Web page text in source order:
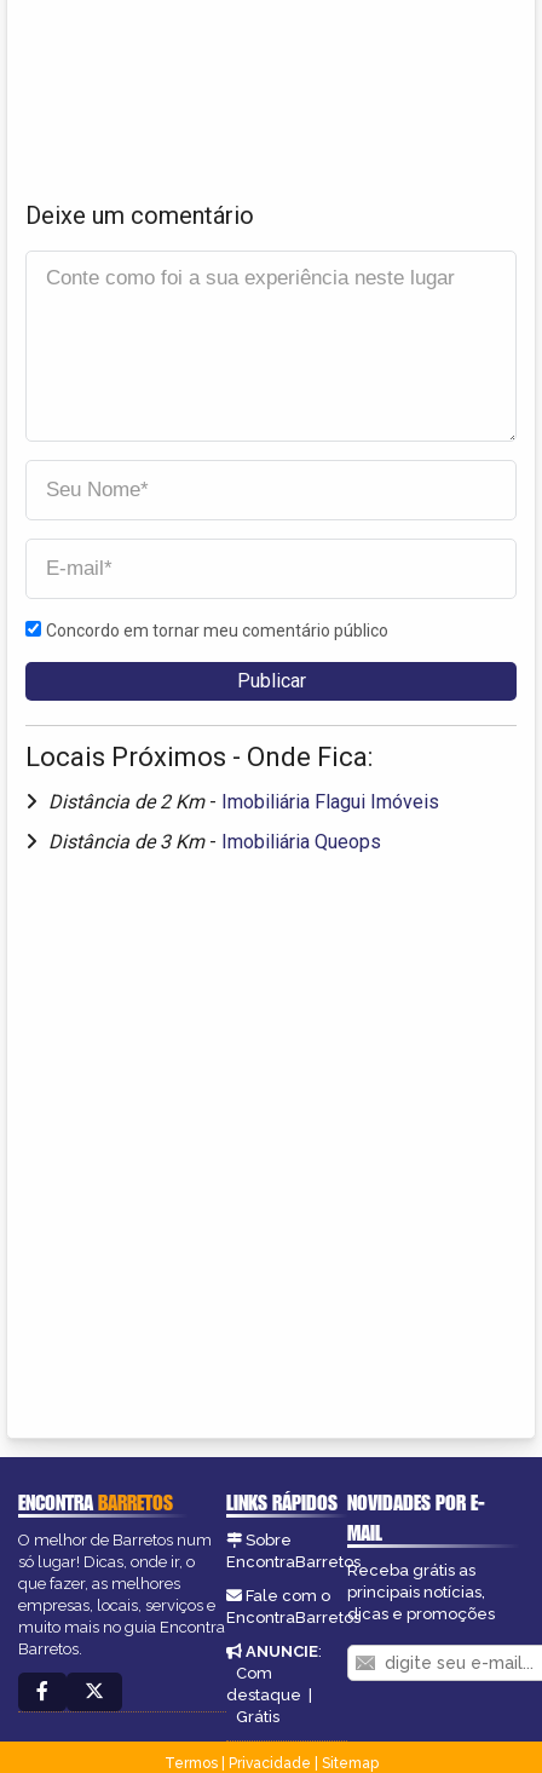
Deixe um comentário
Concordo em tornar meu comentário público
Locais Próximos - Onde Fica:
Distância de 2 Km - Imobiliária Flagui Imóveis
Distância de 3 Km - Imobiliária Queops
ENCONTRABARRETOS
O melhor de Barretos num
só lugar! Dicas, onde ir, o
que fazer, as melhores
empresas, locais, serviços e
muito mais no guia Encontra
Barretos.
LINKS RÁPIDOS
Sobre
EncontraBarretos
Fale com o
EncontraBarretos
ANUNCIE:
Com
destaque |
Grátis
NOVIDADES POR E-
MAIL
Receba grátis as
principais notícias,
dicas e promoções
Termos| Privacidade
Sitemap